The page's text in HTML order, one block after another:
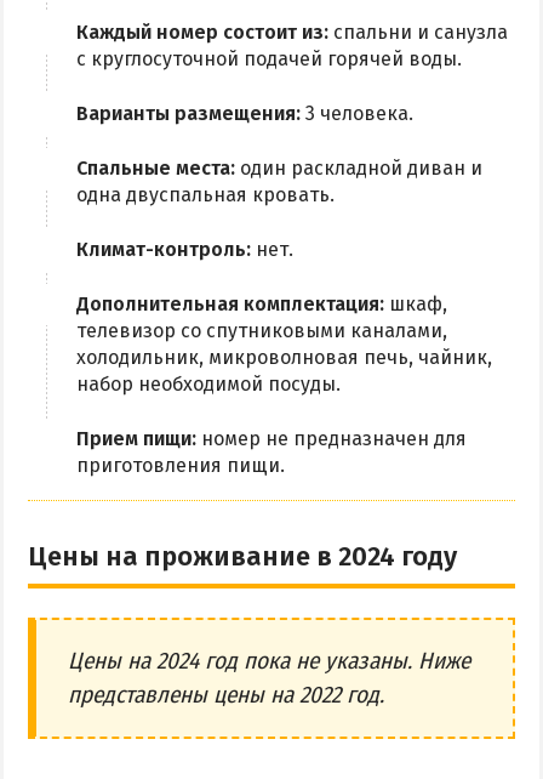
Каждый номер состоит из: спальни и санузла
с круглосуточной подачей горячей воды.
Варианты размещения: 3 человека.
Спальные места: один раскладной диван и
одна двуспальная кровать.
Климат-контроль: нет.
Дополнительная комплектация: шкаф,
телевизор со спутниковыми каналами,
холодильник, микроволновая печь, чайник,
набор необходимой посуды.
Прием пищи: номер не предназначен для
приготовления пищи.
Цены на проживание в 2024 году
Цены на 2024 год пока не указаны. Ниже
представлены цены на 2022 год.